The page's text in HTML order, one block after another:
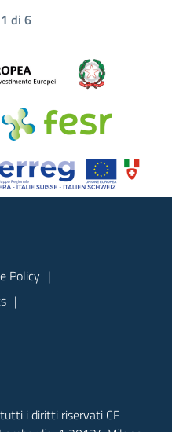
di 6
Policy
i diritti riservati CF